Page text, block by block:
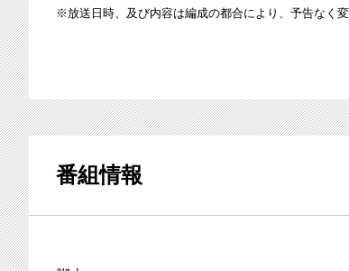
※放送日時、及び内容は編成の都合により、予告なく変
番組情報